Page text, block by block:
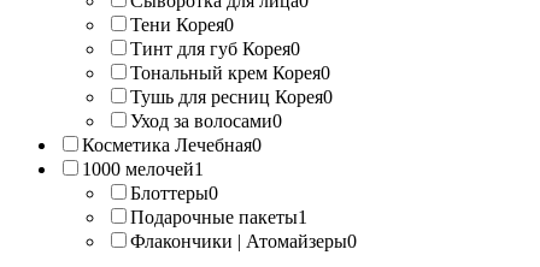
Тени Корея0
Тинт для губ Корея0
Тональный крем Корея0
Тушь для ресниц Корея0
Уход за волосами0
Косметика Лечебная0
1000 мелочей1
Блоттеры0
Подарочные пакеты1
Флакончики | Атомайзеры0